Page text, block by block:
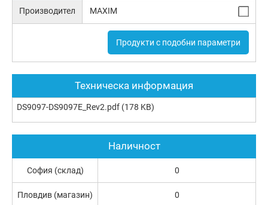
Производител MAXIM
Продукти с подобни параметри
Техническа информация
DS9097-DS9097E_Rev2.pdf (178 KB)
Наличност
София (склад) 0
Пловдив (магазин) 0